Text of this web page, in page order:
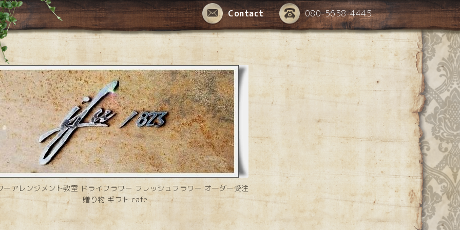
080-5658-4445
Contact
ーアレンジメント教室 ドライフラワー フレッシュフラワー オーダー受注
贈り物 ギフト cafe